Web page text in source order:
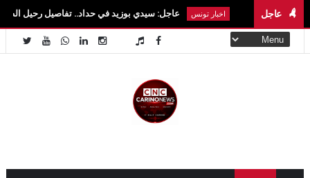
عاجلاخبار تونس عاجل: سيدي بوزيد في حداد.. تفاصيل رحيل الطالبة آية